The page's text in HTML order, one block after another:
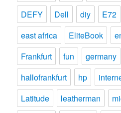
DEFY
Dell diy E72
east africa
EliteBook
Frankfurt
fun germany
hallofrankfurt
hp
Latitude
leatherman